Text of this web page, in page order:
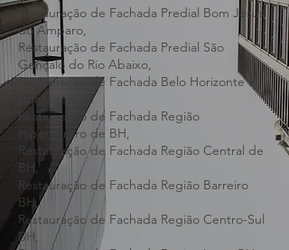
Restauração de Fachada Predial Sete
Lagoas,
Restauração de Fachada Predial Bom Jesus
do Amparo,
Restauração de Fachada Predial São
Gonçalo do Rio Abaixo,
Restauração de Fachada Belo Horizonte e
Contagem
Restauração de Fachada Região
Hipercentro de BH,
Restauração de Fachada Região Central de
BH,
Restauração de Fachada Região Barreiro
BH,